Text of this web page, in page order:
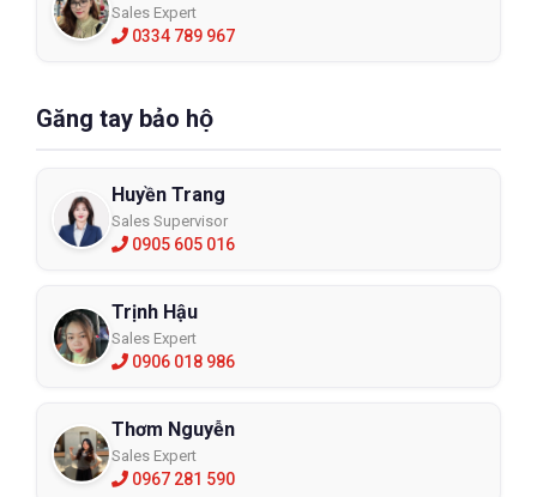
Sales Expert
0334 789 967
Găng tay bảo hộ
Huyền Trang
Sales Supervisor
0905 605 016
Trịnh Hậu
Sales Expert
0906 018 986
Thơm Nguyễn
Sales Expert
0967 281 590